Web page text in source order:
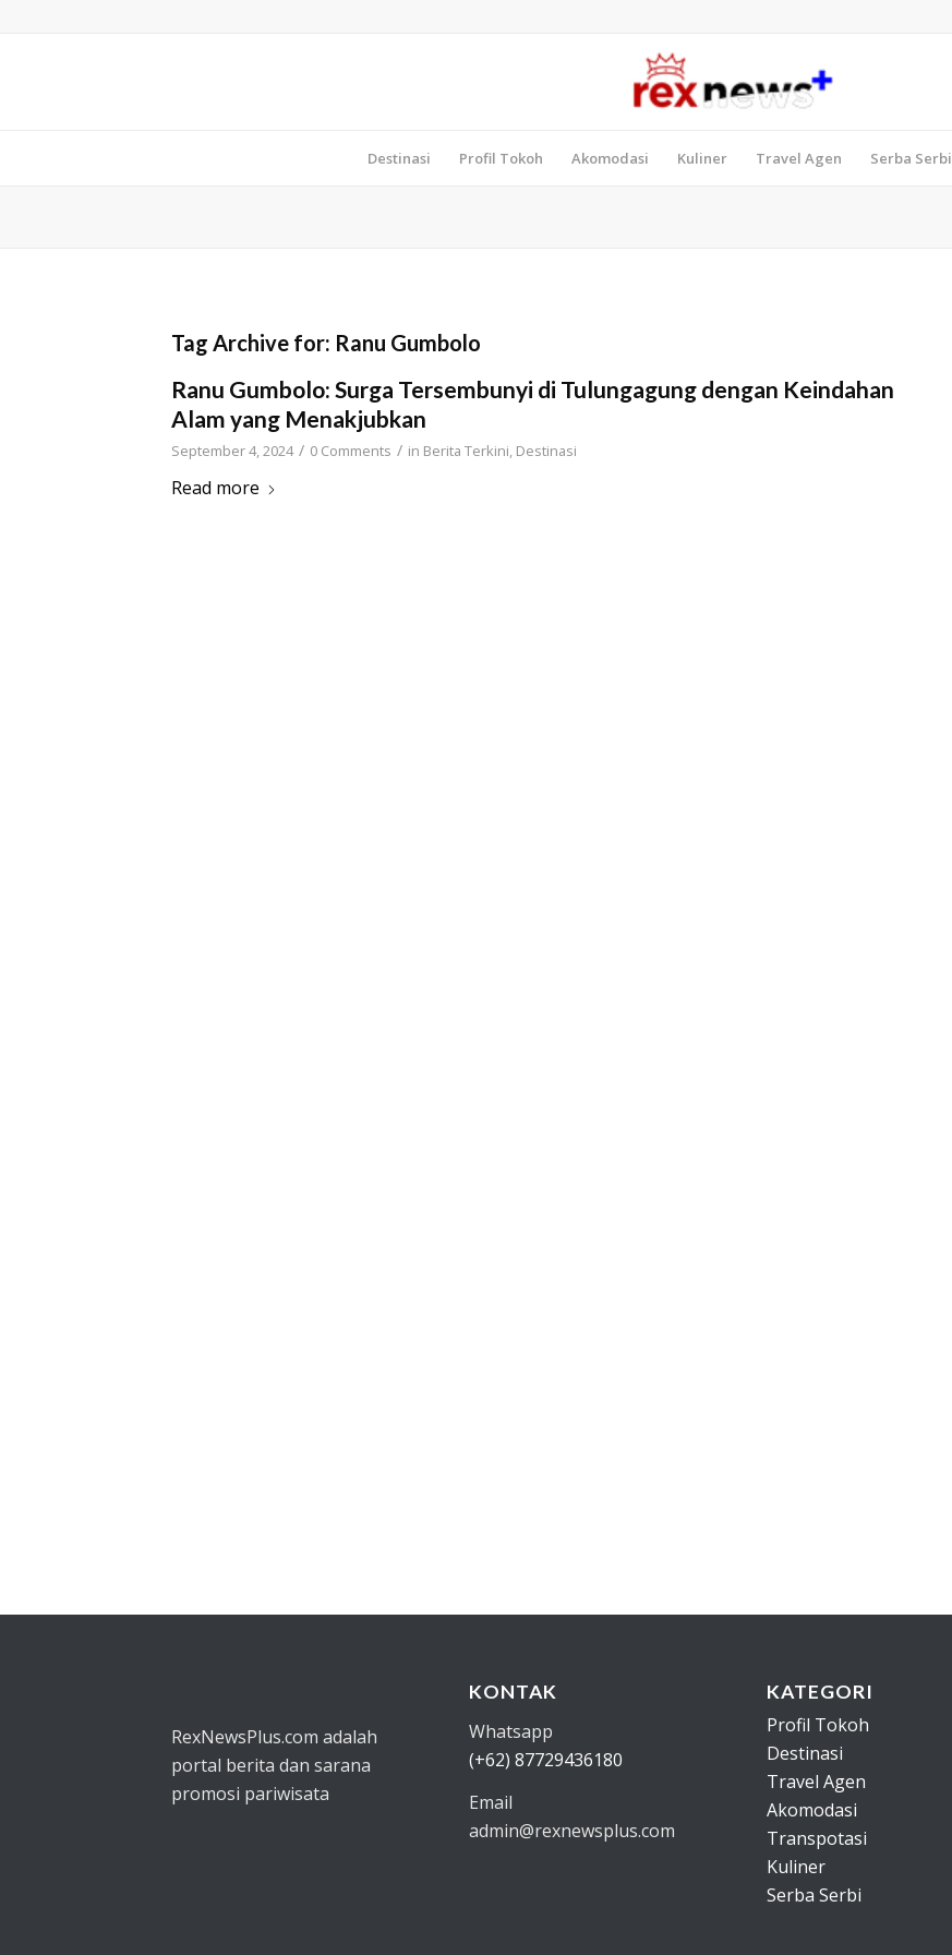
Destinasi Profil Tokoh Akomodasi Kuliner Travel Agen Serba Serbi
Tag Archive for: Ranu Gumbolo
Ranu Gumbolo: Surga Tersembunyi di Tulungagung dengan Keindahan
Alam yang Menakjubkan
September 4, 2024 / 0 Comments / in Berita Terkini, Destinasi
Read more
RexNewsPlus.com adalah
portal berita dan sarana
promosi pariwisata
KONTAK
Whatsapp
(+62) 87729436180
Email
admin@rexnewsplus.com
KATEGORI
Profil Tokoh
Destinasi
Travel Agen
Akomodasi
Transpotasi
Kuliner
Serba Serbi